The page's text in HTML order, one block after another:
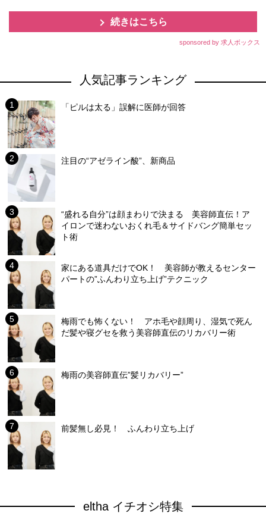
続きはこちら
sponsored by 求人ボックス
人気記事ランキング
「ピルは太る」誤解に医師が回答
注目の“アゼライン酸”、新商品
“盛れる自分”は顔まわりで決まる 美容師直伝！ア
イロンで迷わないおくれ毛＆サイドバング簡単セッ
ト術
家にある道具だけでOK！ 美容師が教えるセンター
パートの”ふんわり立ち上げ”テクニック
梅雨でも怖くない！ アホ毛や顔周り、湿気で死ん
だ髪や寝グセを救う美容師直伝のリカバリー術
梅雨の美容師直伝”髪リカバリー”
前髪無し必見！ ふんわり立ち上げ
eltha イチオシ特集